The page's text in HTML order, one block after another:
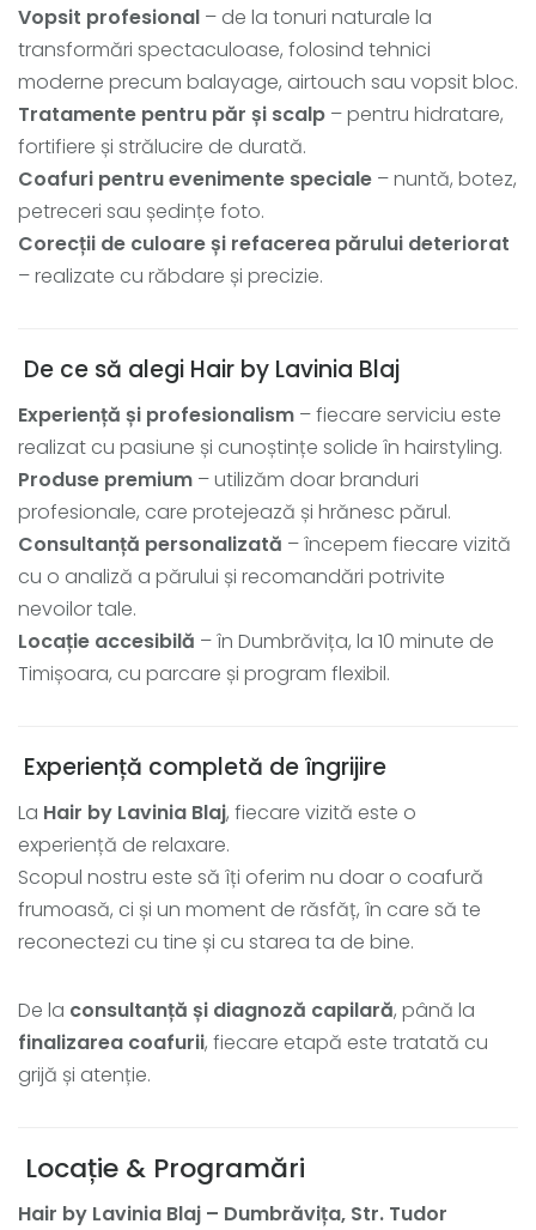
Vopsit profesional – de la tonuri naturale la
transformări spectaculoase, folosind tehnici
moderne precum balayage, airtouch sau vopsit bloc.
Tratamente pentru păr și scalp – pentru hidratare,
fortifiere și strălucire de durată.
Coafuri pentru evenimente speciale – nuntă, botez,
petreceri sau ședințe foto.
Corecții de culoare și refacerea părului deteriorat
– realizate cu răbdare și precizie.
De ce să alegi Hair by Lavinia Blaj
Experiență și profesionalism – fiecare serviciu este
realizat cu pasiune și cunoștințe solide în hairstyling.
Produse premium – utilizăm doar branduri
profesionale, care protejează și hrănesc părul.
Consultanță personalizată – începem fiecare vizită
cu o analiză a părului și recomandări potrivite
nevoilor tale.
Locație accesibilă – în Dumbrăvița, la 10 minute de
Timișoara, cu parcare și program flexibil.
Experiență completă de îngrijire
La Hair by Lavinia Blaj, fiecare vizită este o
experiență de relaxare.
Scopul nostru este să îți oferim nu doar o coafură
frumoasă, ci și un moment de răsfăț, în care să te
reconectezi cu tine și cu starea ta de bine.
De la consultanță și diagnoză capilară, până la
finalizarea coafurii, fiecare etapă este tratată cu
grijă și atenție.
Locație & Programări
Hair by Lavinia Blaj – Dumbrăvița, Str. Tudor